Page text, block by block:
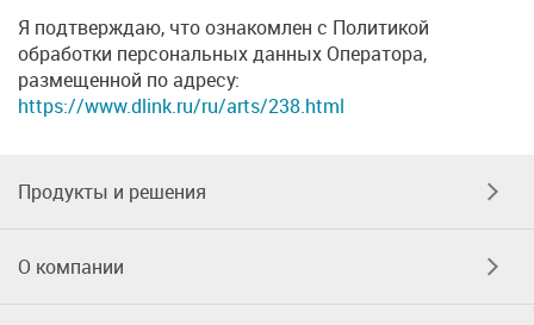
Я подтверждаю, что ознакомлен с Политикой
обработки персональных данных Оператора,
размещенной по адресу:
https://www.dlink.ru/ru/arts/238.html
Продукты и решения
О компании